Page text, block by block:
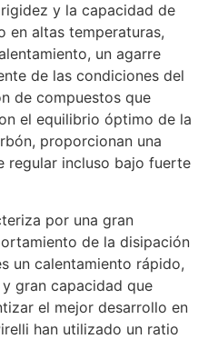
y la capacidad de
en altas temperaturas,
un agarre
de las condiciones del
de compuestos que
el equilibrio óptimo de la
proporcionan una
regular incluso bajo fuerte
por una gran
de la disipación
un calentamiento rápido,
gran capacidad que
el mejor desarrollo en
han utilizado un ratio